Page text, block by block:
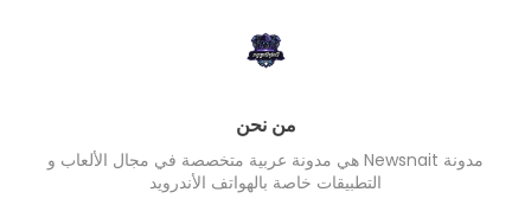
من نحن
مدونة Newsnait هي مدونة عربية متخصصة في مجال الألعاب و
التطبيقات خاصة بالهواتف الأندرويد